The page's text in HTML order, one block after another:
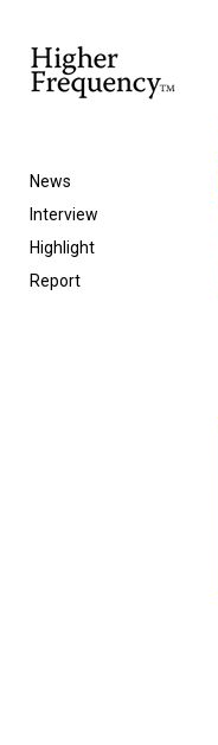
News
Interview
Highlight
Report